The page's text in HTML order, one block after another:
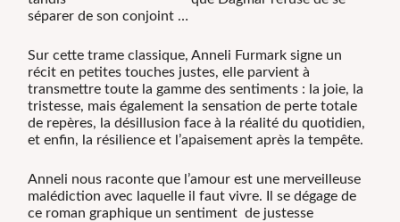
séparer de son conjoint …
Sur cette trame classique, Anneli Furmark signe un
récit en petites touches justes, elle parvient à
transmettre toute la gamme des sentiments : la joie, la
tristesse, mais également la sensation de perte totale
de repères, la désillusion face à la réalité du quotidien,
et enfin, la résilience et l’apaisement après la tempête.
Anneli nous raconte que l’amour est une merveilleuse
malédiction avec laquelle il faut vivre. Il se dégage de
ce roman graphique un sentiment de justesse